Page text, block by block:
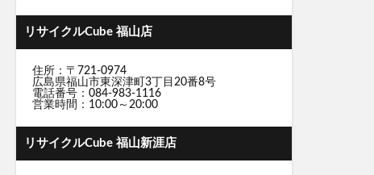
リサイクルCube 福山店
住所：〒721-0974
広島県福山市東深津町3丁目20番8号
電話番号：084-983-1116
営業時間：10:00～20:00
リサイクルCube 福山新涯店